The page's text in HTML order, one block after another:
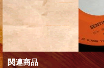
関連商品